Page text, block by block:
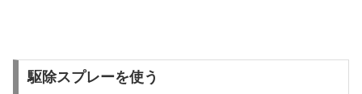
駆除スプレーを使う